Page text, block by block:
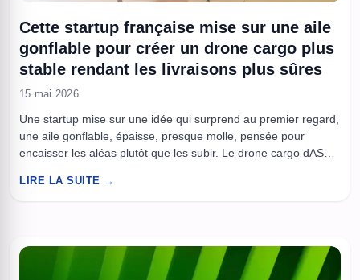
Cette startup française mise sur une aile
gonflable pour créer un drone cargo plus
stable rendant les livraisons plus sûres
15 mai 2026
Une startup mise sur une idée qui surprend au premier regard,
une aile gonflable, épaisse, presque molle, pensée pour
encaisser les aléas plutôt que les subir. Le drone cargo dAS10
pour réduire les risques lors des vols à basse vitesse, là où la
LIRE LA SUITE →